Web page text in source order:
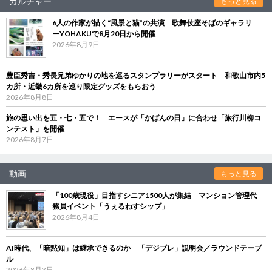
6人の作家が描く“風景と猫”の共演 歌舞伎座そばのギャラリ
ーYOHAKUで8月20日から開催
2026年8月9日
豊臣秀吉・秀長兄弟ゆかりの地を巡るスタンプラリーがスタート 和歌山市内5
カ所・近畿6カ所を巡り限定グッズをもらおう
2026年8月8日
旅の思い出を五・七・五で！ エースが「かばんの日」に合わせ「旅行川柳コ
ンテスト」を開催
2026年8月7日
動画 もっと見る
「100歳現役」目指すシニア1500人が集結 マンション管理代
務員イベント「うぇるねすシップ」
2026年8月4日
AI時代、「暗黙知」は継承できるのか 「デジブレ」説明会／ラウンドテーブ
ル